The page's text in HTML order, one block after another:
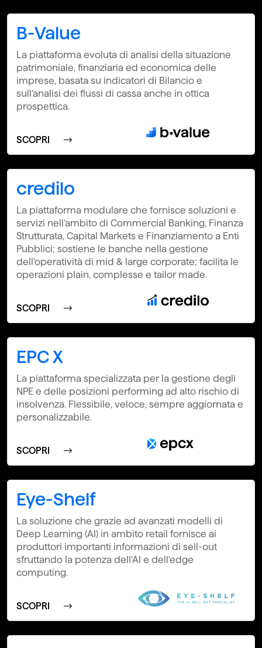
B-Value
La piattaforma evoluta di analisi della situazione
patrimoniale, finanziaria ed economica delle
imprese, basata su indicatori di Bilancio e
sull’analisi dei flussi di cassa anche in ottica
prospettica.
SCOPRI
credilo
La piattaforma modulare che fornisce soluzioni e
servizi nell’ambito di Commercial Banking, Finanza
Strutturata, Capital Markets e Finanziamento a Enti
Pubblici; sostiene le banche nella gestione
dell’operatività di mid & large corporate; facilita le
operazioni plain, complesse e tailor made.
SCOPRI
EPC X
La piattaforma specializzata per la gestione degli
NPE e delle posizioni performing ad alto rischio di
insolvenza. Flessibile, veloce, sempre aggiornata e
personalizzabile.
SCOPRI
Eye-Shelf
La soluzione che grazie ad avanzati modelli di
Deep Learning (AI) in ambito retail fornisce ai
produttori importanti informazioni di sell-out
sfruttando la potenza dell’AI e dell’edge
computing.
SCOPRI